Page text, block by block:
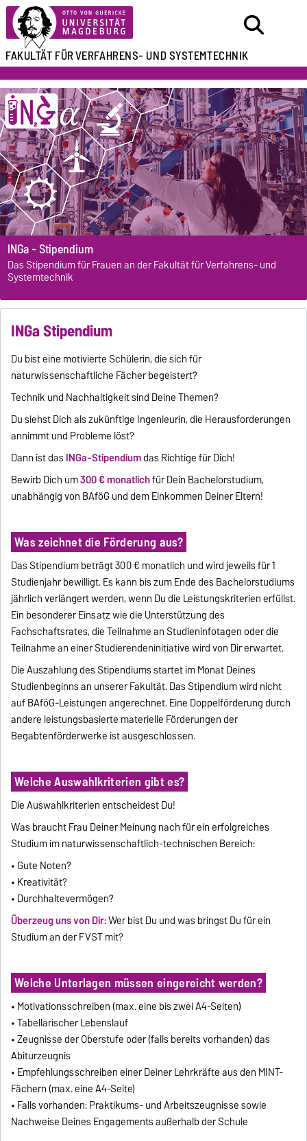
FAKULTÄT FÜRVERFAHRENS- UND SYSTEMTECHNIK
INGa - Stipendium
Das Stipendium für Frauen an der Fakultät für Verfahrens- und
Systemtechnik
INGa Stipendium
Du bist eine motivierte Schülerin, die sich für
naturwissenschaftliche Fächer begeistert?
Technik und Nachhaltigkeit sind Deine Themen?
Du siehst Dich als zukünftige Ingenieurin, die Herausforderungen
annimmt und Probleme löst?
Dann ist dasINGa-Stipendiumdas Richtige für Dich!
Bewirb Dich um300 € monatlichfür Dein Bachelorstudium,
unabhängig von BAföG und dem Einkommen Deiner Eltern!
Was zeichnet die Förderung aus?
Das Stipendium beträgt 300 € monatlich und wird jeweils für 1
Studienjahr bewilligt. Es kann bis zum Ende des Bachelorstudiums
jährlich verlängert werden, wenn Du die Leistungskriterien erfüllst.
Ein besonderer Einsatz wie die Unterstützung des
Fachschaftsrates, die Teilnahme an Studieninfotagen oder die
Teilnahme an einer Studierendeninitiative wird von Dir erwartet.
Die Auszahlung des Stipendiums startet im Monat Deines
Studienbeginns an unserer Fakultät. Das Stipendium wird nicht
auf BAföG-Leistungen angerechnet. Eine Doppelförderung durch
andere leistungsbasierte materielle Förderungen der
Begabtenförderwerke ist ausgeschlossen.
Welche Auswahlkriterien gibt es?
Die Auswahlkriterien entscheidest Du!
Was braucht Frau Deiner Meinung nach für ein erfolgreiches
Studium im naturwissenschaftlich-technischen Bereich:
• Gute Noten?
• Kreativität?
• Durchhaltevermögen?
Überzeug uns von Dir:Wer bist Du und was bringst Du für ein
Studium an der FVST mit?
Welche Unterlagen müssen eingereicht werden?
• Motivationsschreiben (max. eine bis zwei A4-Seiten)
• Tabellarischer Lebenslauf
• Zeugnisse der Oberstufe oder (falls bereits vorhanden) das
Abiturzeugnis
• Empfehlungsschreiben einer Deiner Lehrkräfte aus den MINT-
Fächern (max. eine A4-Seite)
• Falls vorhanden: Praktikums- und Arbeitszeugnisse sowie
Nachweise Deines Engagements außerhalb der Schule